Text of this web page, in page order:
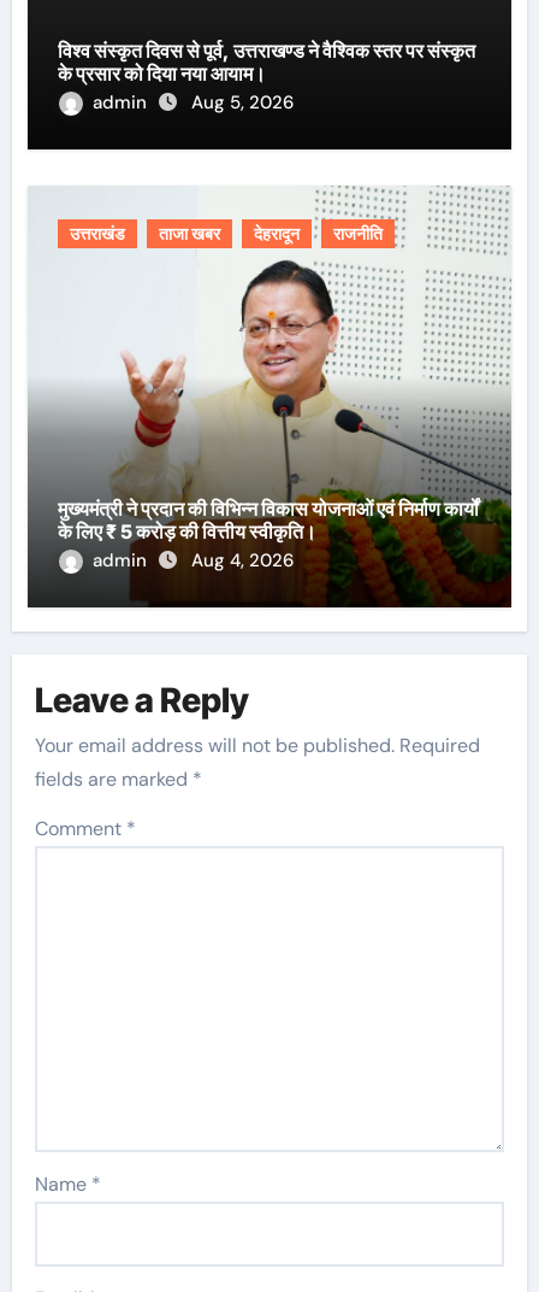
विश्व संस्कृत दिवस से पूर्व, उत्तराखण्ड ने वैश्विक स्तर पर संस्कृत
के प्रसार को दिया नया आयाम।
admin
Aug 5, 2026
उत्तराखंड ताजा खबर देहरादून राजनीति
मुख्यमंत्री ने प्रदान की विभिन्न विकास योजनाओं एवं निर्माण कार्यों
के लिए ₹ 5 करोड़ की वित्तीय स्वीकृति।
admin
Aug 4, 2026
Leave a Reply
Your email address will not be published. Required
fields are marked *
Comment *
Name *